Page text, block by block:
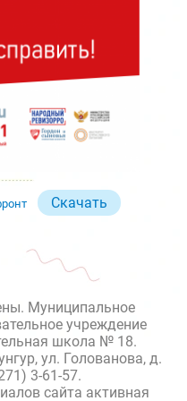
Скачать
Муниципальное
учреждение
школа № 18.
ул. Голованова, д.
3-61-57.
сайта активная